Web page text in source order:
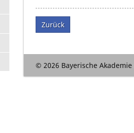
Zurück
© 2026 Bayerische